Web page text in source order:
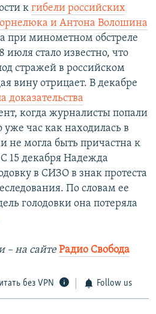
к гибели российских
и Антона Волошина
при минометном обстреле
стало известно, что
стражей в российском
вину отрицает. В декабре
доказательства
когда журналисты попали
уже час как находилась в
не могла быть причастна к
15 декабря Надежда
в СИЗО в знак протеста
По словам ее
голодовки она потеряла
– на сайтеРадио Свобода
без VPN Follow us